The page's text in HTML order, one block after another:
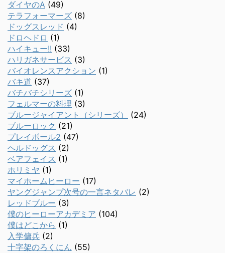
ダイヤのA (49)
テラフォーマーズ (8)
ドッグスレッド (4)
ドロヘドロ (1)
ハイキュー!! (33)
ハリガネサービス (3)
バイオレンスアクション (1)
バキ道 (37)
バチバチシリーズ (1)
フェルマーの料理 (3)
ブルージャイアント（シリーズ）
(24)
ブルーロック (21)
プレイボール2 (47)
ヘルドッグス (2)
ベアフェイス (1)
ホリミヤ (1)
マイホームヒーロー (17)
ヤングジャンプ次号の一言ネタバレ (2)
レッドブルー (3)
僕のヒーローアカデミア (104)
僕はどこから (1)
入学傭兵 (2)
十字架のろくにん (55)